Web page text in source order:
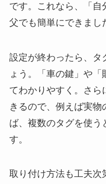
です。これなら、「自
父でも簡単にできまし
設定が終わったら、タ
ょう。「車の鍵」や
てわかりやすく。さら
きるので、例えば実
ば、複数のタグを使う
す。
取り付け方法も工夫次